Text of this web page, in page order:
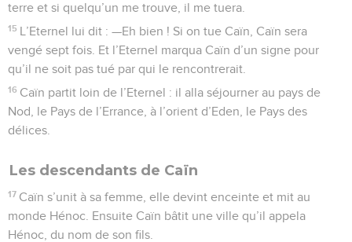
terre et si quelqu’un me trouve, il me tuera.
15 L’Eternel lui dit : —Eh bien ! Si on tue Caïn, Caïn sera
vengé sept fois. Et l’Eternel marqua Caïn d’un signe pour
qu’il ne soit pas tué par qui le rencontrerait.
16 Caïn partit loin de l’Eternel : il alla séjourner au pays de
Nod, le Pays de l’Errance, à l’orient d’Eden, le Pays des
délices.
Les descendants de Caïn
17 Caïn s’unit à sa femme, elle devint enceinte et mit au
monde Hénoc. Ensuite Caïn bâtit une ville qu’il appela
Hénoc, du nom de son fils.